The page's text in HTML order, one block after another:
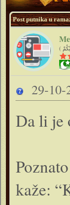
Post putnika u
29-10-
Da li je
kaže: